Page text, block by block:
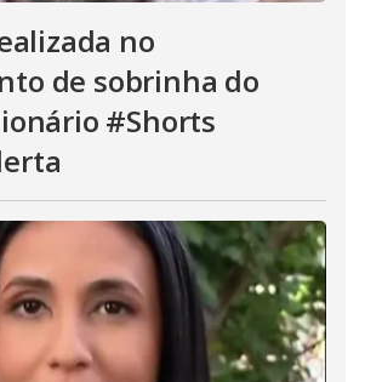
no
de sobrinha do
#Shorts